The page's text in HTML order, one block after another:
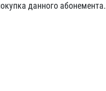
данного абонемента.